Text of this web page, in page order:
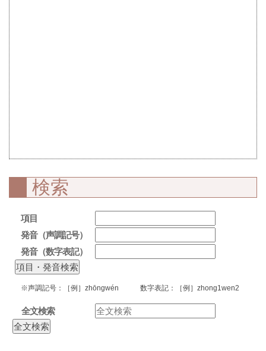
検索
項目
発音（声調記号）
発音（数字表記）
※声調記号：［例］zhōngwén 数字表記：［例］zhong1wen2
全文検索